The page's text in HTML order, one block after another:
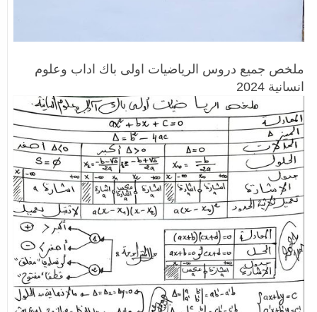
ملخص جميع دروس الرياضيات اولى باك اداب وعلوم
انسانية 2024